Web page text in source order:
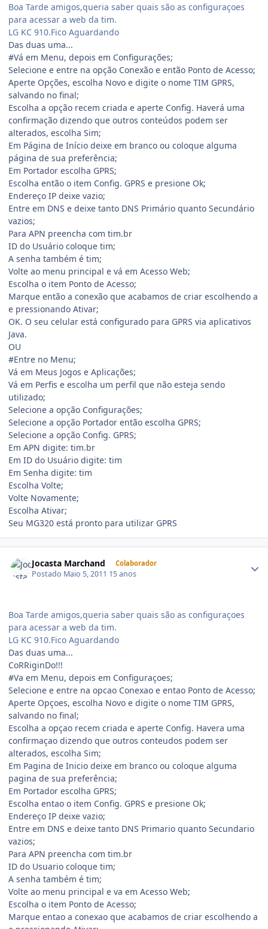
Boa Tarde amigos,queria saber quais são as configuraçoes
para acessar a web da tim.
LG KC 910.Fico Aguardando
Das duas uma...
#Vá em Menu, depois em Configurações;
Selecione e entre na opção Conexão e então Ponto de Acesso;
Aperte Opções, escolha Novo e digite o nome TIM GPRS,
salvando no final;
Escolha a opção recem criada e aperte Config. Haverá uma
confirmação dizendo que outros conteúdos podem ser
alterados, escolha Sim;
Em Página de Início deixe em branco ou coloque alguma
página de sua preferência;
Em Portador escolha GPRS;
Escolha então o item Config. GPRS e presione Ok;
Endereço IP deixe vazio;
Entre em DNS e deixe tanto DNS Primário quanto Secundário
vazios;
Para APN preencha com tim.br
ID do Usuário coloque tim;
A senha também é tim;
Volte ao menu principal e vá em Acesso Web;
Escolha o item Ponto de Acesso;
Marque então a conexão que acabamos de criar escolhendo a
e pressionando Ativar;
OK. O seu celular está configurado para GPRS via aplicativos
Java.
OU
#Entre no Menu;
Vá em Meus Jogos e Aplicações;
Vá em Perfis e escolha um perfil que não esteja sendo
utilizado;
Selecione a opção Configurações;
Selecione a opção Portador então escolha GPRS;
Selecione a opção Config. GPRS;
Em APN digite: tim.br
Em ID do Usuário digite: tim
Em Senha digite: tim
Escolha Volte;
Volte Novamente;
Escolha Ativar;
Seu MG320 está pronto para utilizar GPRS
Jocasta Marchand Colaborador
Postado Maio 5, 2011 15 anos
Boa Tarde amigos,queria saber quais são as configuraçoes
para acessar a web da tim.
LG KC 910.Fico Aguardando
Das duas uma...
CoRRiginDo!!!
#Va em Menu, depois em Configuraçoes;
Selecione e entre na opcao Conexao e entao Ponto de Acesso;
Aperte Opçoes, escolha Novo e digite o nome TIM GPRS,
salvando no final;
Escolha a opçao recem criada e aperte Config. Havera uma
confirmaçao dizendo que outros conteudos podem ser
alterados, escolha Sim;
Em Pagina de Inicio deixe em branco ou coloque alguma
pagina de sua preferência;
Em Portador escolha GPRS;
Escolha entao o item Config. GPRS e presione Ok;
Endereço IP deixe vazio;
Entre em DNS e deixe tanto DNS Primario quanto Secundario
vazios;
Para APN preencha com tim.br
ID do Usuario coloque tim;
A senha também é tim;
Volte ao menu principal e va em Acesso Web;
Escolha o item Ponto de Acesso;
Marque entao a conexao que acabamos de criar escolhendo a